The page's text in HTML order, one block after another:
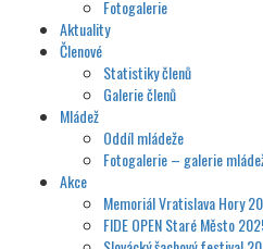
Fotogalerie
Aktuality
Členové
Statistiky členů
Galerie členů
Mládež
Oddíl mládeže
Fotogalerie – galerie
Akce
Memoriál Vratislava Hory
FIDE OPEN Staré Město